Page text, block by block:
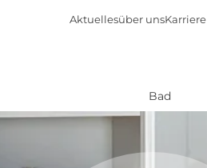
Direkt
Aktuellesüber unsKarriere
Bad